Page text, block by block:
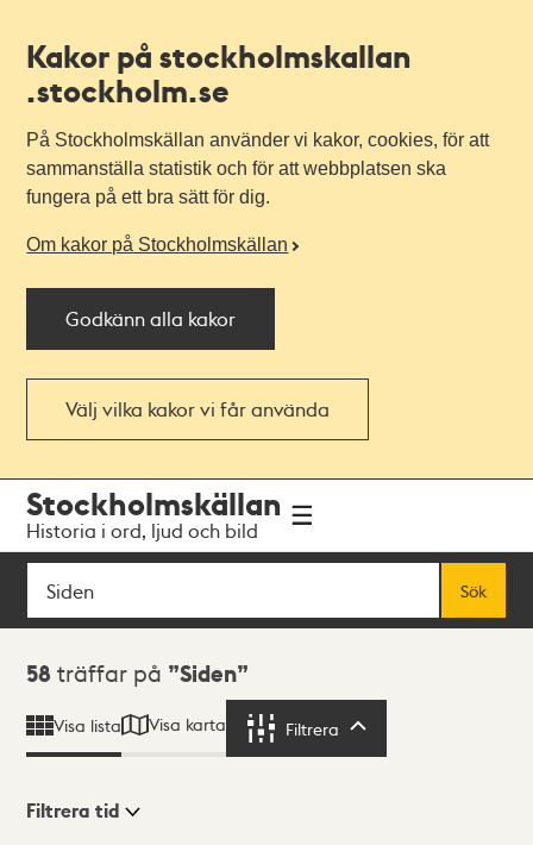
Kakor på stockholmskallan
.stockholm.se
På Stockholmskällan använder vi kakor, cookies, för att
sammanställa statistik och för att webbplatsen ska
fungera på ett bra sätt för dig.
Om kakor på Stockholmskällan
Godkänn alla kakor
Välj vilka kakor vi får använda
navigationen
huvudinnehållet
Stockholmskällan
Historia i ord, ljud och bild
Sök
Sök
Sökresultat
58 träffar på Siden
Visa lista Visa karta Filtrera
Filtrera tid